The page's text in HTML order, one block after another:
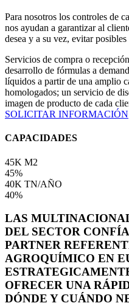
Para nosotros los controles de
nos ayudan a garantizar al
desea y a su vez, evitar
Servicios de compra o
desarrollo de fórmulas a
líquidos a partir de una amplio
homologados; un servicio de
imagen de producto de cada
SOLICITAR INFORMACIÓN
CAPACIDADES
45K M2
45%
40K TN/AÑO
40%
LAS
DEL SECTOR
PARTNER
AGROQUÍMICO EN
OFRECER UNA
DÓNDE Y CUÁNDO